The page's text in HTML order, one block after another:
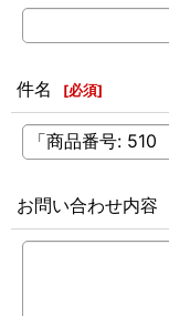
件名 [必須]
お問い合わせ内容